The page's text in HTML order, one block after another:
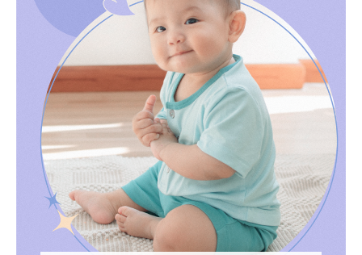
người phụ nữ hiện đại có thể đến để thư giãn và
dành cho bản thân những phương pháp chăm
sóc sắc đẹp từ những phương pháp mới nhất.